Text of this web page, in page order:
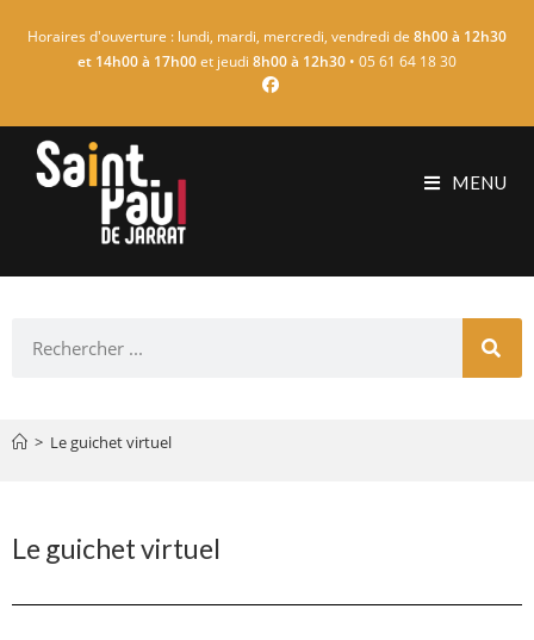
Horaires d'ouverture : lundi, mardi, mercredi, vendredi de 8h00 à 12h30
et 14h00 à 17h00et jeudi 8h00 à 12h30 • 05 61 64 18 30
MENU
> Le guichet virtuel
Le guichet virtuel